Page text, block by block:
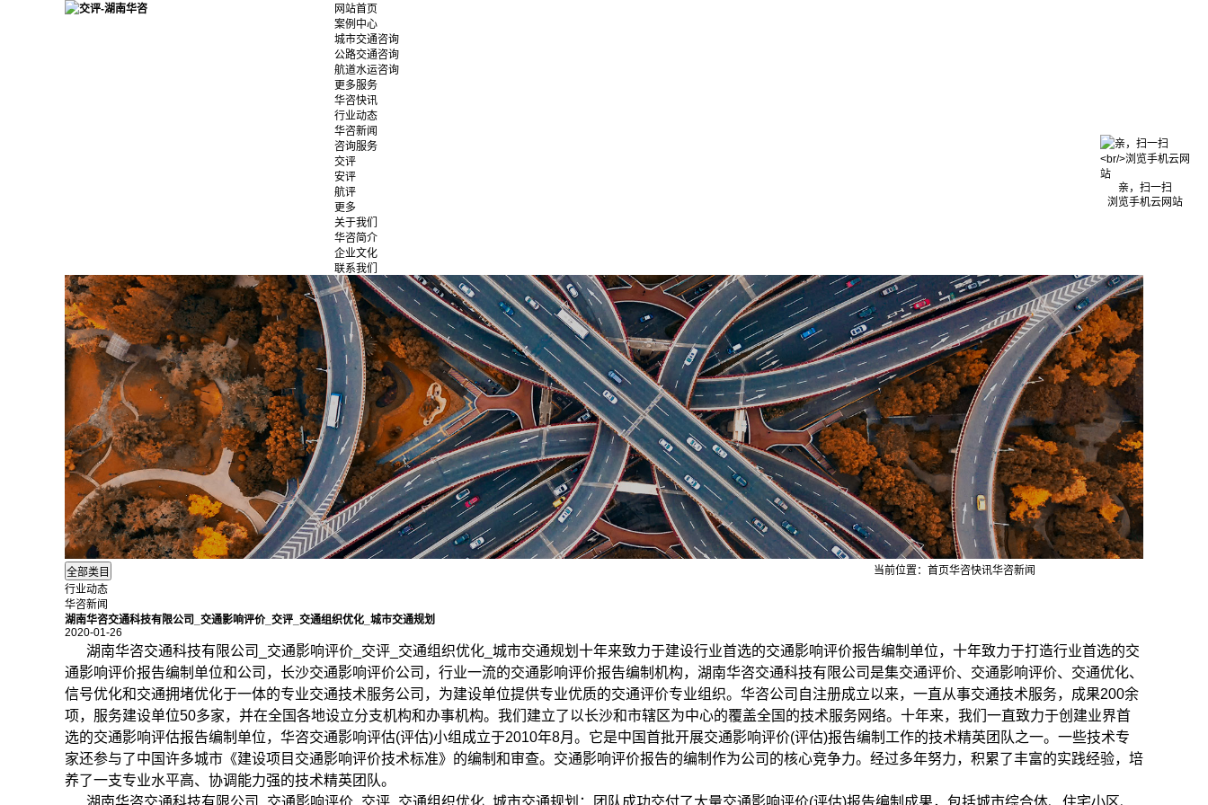
网站首页
案例中心
城市交通咨询
公路交通咨询
航道水运咨询
更多服务
华咨快讯
行业动态
华咨新闻
咨询服务
交评
安评
航评
更多
关于我们
华咨简介
企业文化
联系我们
行业动态
华咨新闻
当前位置： 首页华咨快讯华咨新闻
湖南华咨交通科技有限公司_交通影响评价_交评_交通组织优化_城市交通规划
2020-01-26
湖南华咨交通科技有限公司_ 交通影响评价 _交评_交通组织优化_城市交通规划十年来致力于建设行业首选的交通影响评价报告编制单位，十年致力于打造行业首选的交
通影响评价报告编制单位和公司，长沙交通影响评价公司，行业一流的交通影响评价报告编制机构，湖南华咨交通科技有限公司是集交通评价、交通影响评价、交通优化、
信号优化和交通拥堵优化于一体的专业交通技术服务公司，为建设单位提供专业优质的交通评价专业组织。华咨公司自注册成立以来，一直从事交通技术服务，成果200余
项，服务建设单位50多家，并在全国各地设立分支机构和办事机构。我们建立了以长沙和市辖区为中心的覆盖全国的技术服务网络。 十年来，我们一直致力于创建业界首
选的交通影响评估报告编制单位，华咨交通影响评估(评估)小组成立于2010年8月。它是中国首批开展交通影响评价(评估)报告编制工作的技术精英团队之一。一些技术专
家还参与了中国许多城市《建设项目交通影响评价技术标准》的编制和审查。交通影响评价报告的编制作为公司的核心竞争力。经过多年努力，积累了丰富的实践经验，培
养了一支专业水平高、协调能力强的技术精英团队。
亲，扫一扫
浏览手机云网站